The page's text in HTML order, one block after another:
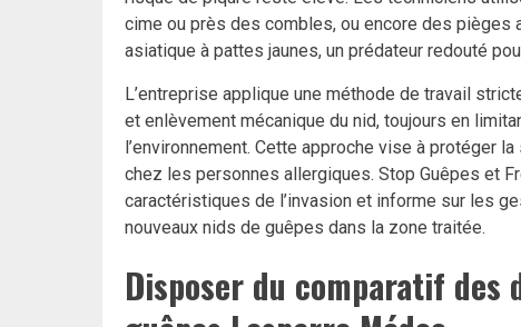
cime ou près des combles, ou encore des
asiatique à pattes jaunes, un prédateur redouté
L’entreprise applique une méthode de travail
et enlèvement mécanique du nid, toujours en
l’environnement. Cette approche vise à protéger
chez les personnes allergiques. Stop Guêpes et
caractéristiques de l’invasion et informe sur les
nouveaux nids de guêpes dans la zone traitée.
Disposer du comparatif des